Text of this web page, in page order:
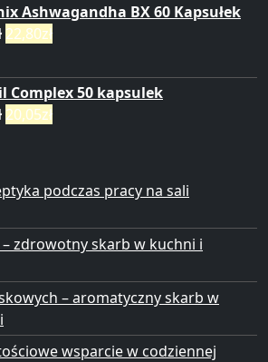
Ashwagandha BX 60 Kapsułek
22,80zł
Complex 50 kapsulek
20,05zł
podczas pracy na sali
– zdrowotny skarb w kuchni i
– aromatyczny skarb w
wsparcie w codziennej